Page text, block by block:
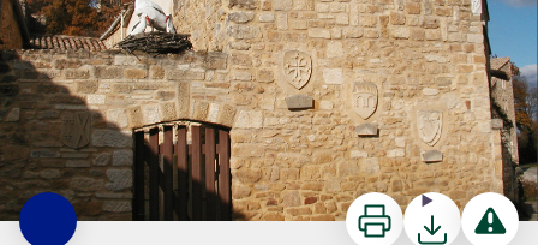
ImprimerTéléchargerSignaler